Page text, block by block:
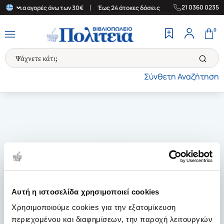
Αυτή η ιστοσελίδα χρησιμοποιεί cookies
Χρησιμοποιούμε cookies για την εξατομίκευση
περιεχομένου και διαφημίσεων, την παροχή λειτουργιών
για αγορές άνω των 30€ | Έως 24 άτοκες δόσεις | Δωρεάν
21 0360 0235
Σύνθετη Αναζήτηση
0